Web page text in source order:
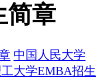
简章
中国人民大学
大学EMBA招生